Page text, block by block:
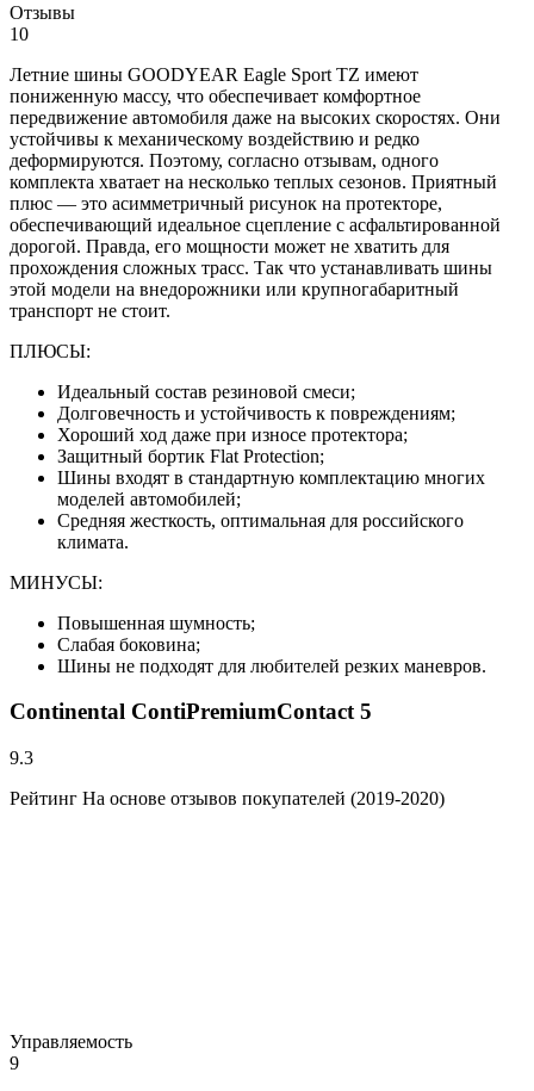
Отзывы
10
Летние шины GOODYEAR Eagle Sport TZ имеют
пониженную массу, что обеспечивает комфортное
передвижение автомобиля даже на высоких скоростях. Они
устойчивы к механическому воздействию и редко
деформируются. Поэтому, согласно отзывам, одного
комплекта хватает на несколько теплых сезонов. Приятный
плюс — это асимметричный рисунок на протекторе,
обеспечивающий идеальное сцепление с асфальтированной
дорогой. Правда, его мощности может не хватить для
прохождения сложных трасс. Так что устанавливать шины
этой модели на внедорожники или крупногабаритный
транспорт не стоит.
ПЛЮСЫ:
Идеальный состав резиновой смеси;
Долговечность и устойчивость к повреждениям;
Хороший ход даже при износе протектора;
Защитный бортик Flat Protection;
Шины входят в стандартную комплектацию многих
моделей автомобилей;
Средняя жесткость, оптимальная для российского
климата.
МИНУСЫ:
Повышенная шумность;
Слабая боковина;
Шины не подходят для любителей резких маневров.
Continental ContiPremiumContact 5
9.3
Рейтинг На основе отзывов покупателей (2019-2020)
Управляемость
9